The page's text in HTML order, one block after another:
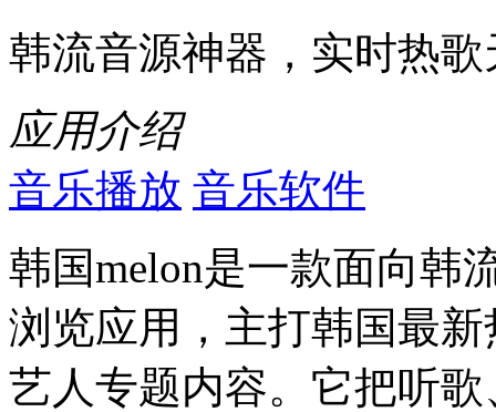
韩流音源神器，实时热
应用介绍
音乐播放 音乐软件
韩国melon是一款面向韩
浏览应用，主打韩国最
艺人专题内容。它把听